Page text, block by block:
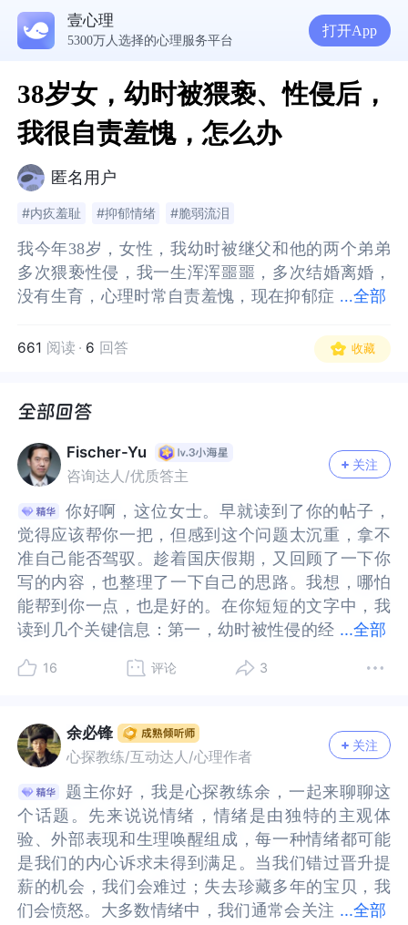
壹心理
5300万人选择的心理服务平台
打开App
38岁女，幼时被猥亵、性侵后，
我很自责羞愧，怎么办
匿名用户
#内疚羞耻 #抑郁情绪 #脆弱流泪
...全部
我今年38岁，女性，我幼时被继父和他的两个弟弟
多次猥亵性侵，我一生浑浑噩噩，多次结婚离婚，
没有生育，心理时常自责羞愧，现在抑郁症
是负担。
我今年38岁，女性，我幼时被继父和他的两个弟弟
多次猥亵性侵，我一生浑浑噩噩，多次结婚离婚，
没有生育，心理时常自责羞愧，现在抑郁症焦虑症
担。
661 阅读 · 6 回答 收藏
Fischer-Yu
咨询达人/优质答主
关注
...全部
你好啊，这位女士。早就读到了你的帖子，
觉得应该帮你一把，但感到这个问题太沉重，拿不
准自己能否驾驭。趁着国庆假期，又回顾了一下你
写的内容，也整理了一下自己的思路。我想，哪怕
能帮到你一点，也是好的。在你短短的文字中，我
读到几个关键信息：第一，幼时被性侵的经
是由本该给予你保护的人所实施的，这对你心灵的
我价值感、对世界的基本信任等这些核心理念造成
了毁灭性的打击，对你后续的人格发展产生了深远
影响。第二，你提到内心经常自责、羞愧。其实，
这种感受在有过被性侵经历的人群中普遍存在。本
来你们是受害者，但在内心深处却有一个巨大的问
号：他们为什么会这么做？这个世界为什么会这
样？当这个问题内心无法解答时，就会转而把错误
归因于自己——“肯定是我做错了什么，才会发生这
样的事。”这种扭曲的信念，虽然在内心给了自己一
觉得应该帮你一把，但感到这个问题太沉重，拿不
准自己能否驾驭。趁着国庆假期，又回顾了一下你
写的内容，也整理了一下自己的思路。我想，哪怕
能帮到你一点，也是好的。在你短短的文字中，我
读到几个关键信息：第一，幼时被性侵的经历。这
该给予你保护的人所实施的，这对你心灵的伤害尤
感、对世界的基本信任等这些核心理念造成了毁灭
性的打击，对你后续的人格发展产生了深远影响。
第二，你提到内心经常自责、羞愧。其实，这种感
受在有过被性侵经历的人群中普遍存在。本来你们
是受害者，但在内心深处却有一个巨大的问号：他
们为什么会这么做？这个世界为什么会这样？当这
个问题内心无法解答时，就会转而把错误归因于自
己——“肯定是我做错了什么，才会发生这样的
事。”这种扭曲的信念，虽然在内心给了自己一
16 评论 3
余必锋
心探教练/互动达人/心理作者
关注
...全部
题主你好，我是心探教练余，一起来聊聊这
个话题。先来说说情绪，情绪是由独特的主观体
验、外部表现和生理唤醒组成，每一种情绪都可能
是我们的内心诉求未得到满足。当我们错过晋升提
薪的机会，我们会难过；失去珍藏多年的宝贝，我
们会愤怒。大多数情绪中，我们通常会关注
个话题。先来说说情绪，情绪是由独特的主观体
验、外部表现和生理唤醒组成，每一种情绪都可能
是我们的内心诉求未得到满足。当我们错过晋升提
薪的机会，我们会难过；失去珍藏多年的宝贝，我
们会愤怒。大多数情绪中，我们通常会关注那些容